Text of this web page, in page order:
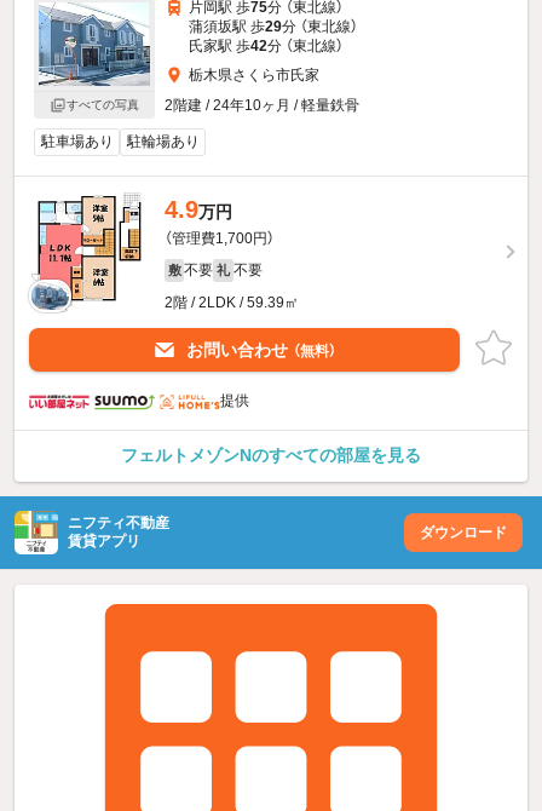
すべての写真
片岡駅 歩75分 （東北線）
蒲須坂駅 歩29分 （東北線）
氏家駅 歩42分 （東北線）
栃木県さくら市氏家
2階建 / 24年10ヶ月 / 軽量鉄骨
駐車場あり 駐輪場あり
4.9万円
（管理費1,700円）
敷 不要 礼 不要
2階 / 2LDK / 59.39㎡
お問い合わせ （無料）
提供
フェルトメゾンNのすべての部屋を見る
ニフティ不動産
賃貸アプリ
ダウンロード